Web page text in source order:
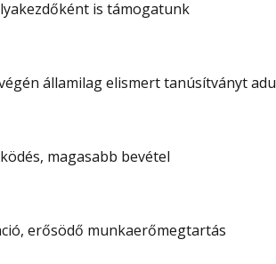
is támogatunk
államilag elismert tanúsítványt
magasabb bevétel
erősödő munkaerőmegtartás